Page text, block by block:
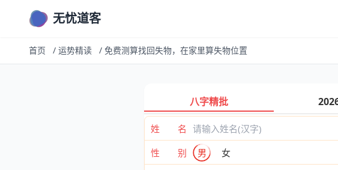
无忧道客
首页 / 运势精读 / 免费测算找回失物，在家里算失物位置
八字精批
姓 名
性 别
男
女